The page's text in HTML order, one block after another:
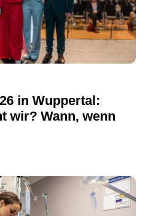
in Wuppertal:
wir? Wann, wenn